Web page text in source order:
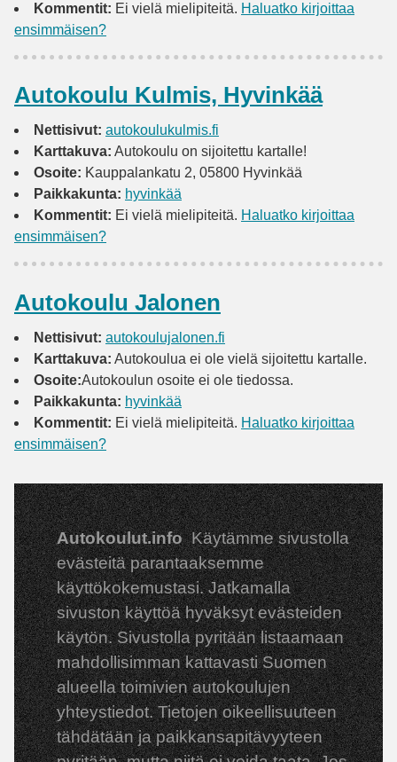
Kommentit: Ei vielä mielipiteitä. Haluatko kirjoittaa
ensimmäisen?
Autokoulu Kulmis, Hyvinkää
Nettisivut: autokoulukulmis.fi
Karttakuva: Autokoulu on sijoitettu kartalle!
Osoite: Kauppalankatu 2, 05800 Hyvinkää
Paikkakunta: hyvinkää
Kommentit: Ei vielä mielipiteitä. Haluatko kirjoittaa
ensimmäisen?
Autokoulu Jalonen
Nettisivut: autokoulujalonen.fi
Karttakuva: Autokoulua ei ole vielä sijoitettu kartalle.
Osoite:Autokoulun osoite ei ole tiedossa.
Paikkakunta: hyvinkää
Kommentit: Ei vielä mielipiteitä. Haluatko kirjoittaa
ensimmäisen?
Autokoulut.info Käytämme sivustolla
evästeitä parantaaksemme
käyttökokemustasi. Jatkamalla
sivuston käyttöä hyväksyt evästeiden
käytön. Sivustolla pyritään listaamaan
mahdollisimman kattavasti Suomen
alueella toimivien autokoulujen
yhteystiedot. Tietojen oikeellisuuteen
tähdätään ja paikkansapitävyyteen